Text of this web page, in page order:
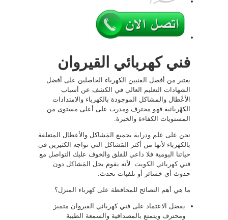
فني كهربائي القيروان
يعتبر من أفضل الفنيين الكهرباء الحاصلين على أفضل
الشهادات التعليم العالي في الكشف عن أسباب
الأعْطال والمشاكل الموجودة بالكهرباء والامتدادات
الكهْربائية فهو محترف ومدرب على أعلى مستوى من
المستويات الكفاءة والخبرة.
نحن على علم ودراية بجميع المَشاكل والأعطال المتعلقة
بالكهرباء لأنها من أكثر المَشاكل التي تواجه الكثيرين في
حياتنا اليومية فلا داعي للقلق والخوف عليك التواصل مع
فني كهربائي الكويت لأنه يقوم بحل المَشاكل دون
حدوث أي خسائر أو تلفيات تحدث.
ما هي أهم النصائح للمحافظة على كهرباء المنزل؟
يفضل الاعتماد على فني كهربائي القيروان متميز
ومحترف ويتمتع بالمصداقية والسمعة الطيبة